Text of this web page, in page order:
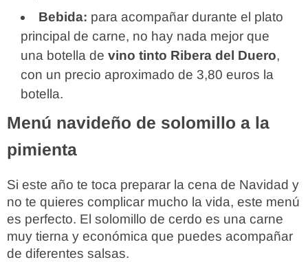
Bebida: para acompañar durante el plato
principal de carne, no hay nada mejor que
una botella de vino tinto Ribera del Duero,
con un precio aproximado de 3,80 euros la
botella.
Menú navideño de solomillo a la
pimienta
Si este año te toca preparar la cena de Navidad y
no te quieres complicar mucho la vida, este menú
es perfecto. El solomillo de cerdo es una carne
muy tierna y económica que puedes acompañar
de diferentes salsas.